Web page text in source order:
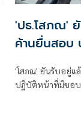
'ปธ.โสภณ'
ค้านยื่นสอบ
'โสภณ' ยันรับอยู่แ
ปฏิบัติหน้าที่มิชอบ